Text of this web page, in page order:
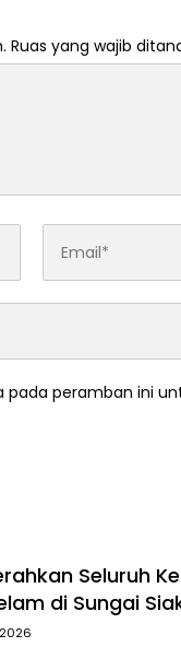
Ruas yang wajib
pada peramban ini
Seluruh
di Sungai